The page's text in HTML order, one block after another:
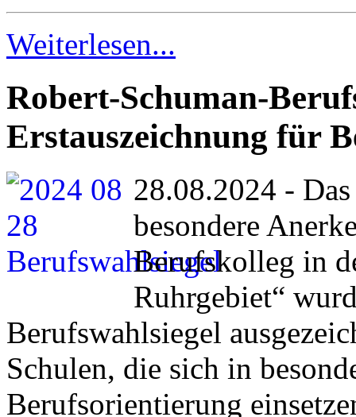
Weiterlesen...
Robert-Schuman-
Erstauszeichnung für
28.08.2024 -
besondere
Berufskolleg in
Ruhrgebiet“
Berufswahlsiegel
Schulen, die sich in
Berufsorientierung